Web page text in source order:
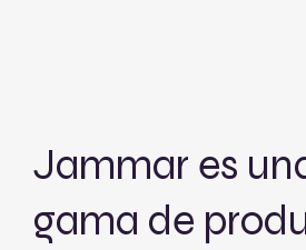
Jammar es
gama de